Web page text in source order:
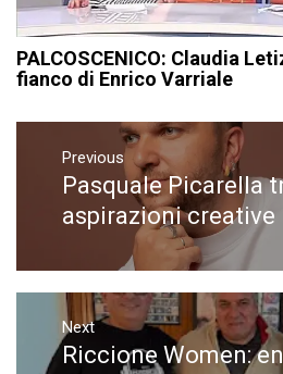
PALCOSCENICO: Claudia
fianco di Enrico Varriale
Navigazione
articoli
Previous
Previous
post:
Pasquale Picarella
aspirazioni creative
Next
Next
Riccione Women: